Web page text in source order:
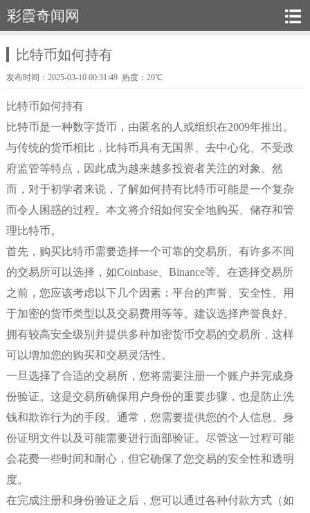
彩霞奇闻网
比特币如何持有
发布时间：2025-03-10 00:31:49 热度：20℃
比特币如何持有
比特币是一种数字货币，由匿名的人或组织在2009年推出。
与传统的货币相比，比特币具有无国界、去中心化、不受政
府监管等特点，因此成为越来越多投资者关注的对象。然
而，对于初学者来说，了解如何持有比特币可能是一个复杂
而令人困惑的过程。本文将介绍如何安全地购买、储存和管
理比特币。
首先，购买比特币需要选择一个可靠的交易所。有许多不同
的交易所可以选择，如Coinbase、Binance等。在选择交易所
之前，您应该考虑以下几个因素：平台的声誉、安全性、用
于加密的货币类型以及交易费用等等。建议选择声誉良好、
拥有较高安全级别并提供多种加密货币交易的交易所，这样
可以增加您的购买和交易灵活性。
一旦选择了合适的交易所，您将需要注册一个账户并完成身
份验证。这是交易所确保用户身份的重要步骤，也是防止洗
钱和欺诈行为的手段。通常，您需要提供您的个人信息、身
份证明文件以及可能需要进行面部验证。尽管这一过程可能
会花费一些时间和耐心，但它确保了您交易的安全性和透明
度。
在完成注册和身份验证之后，您可以通过各种付款方式（如